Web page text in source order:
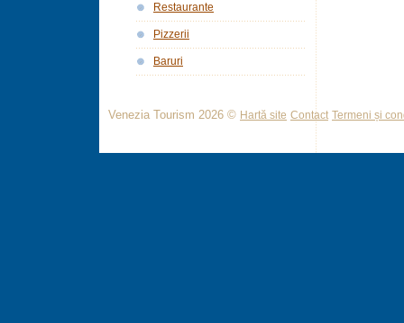
Restaurante
Pizzerii
Baruri
Venezia Tourism 2026 © Hartă site Contact Termeni și